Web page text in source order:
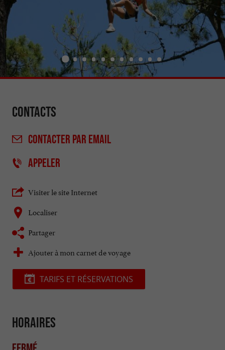
Contacts
CONTACTER PAR EMAIL
APPELER
Visiter le site Internet
Localiser
Partager
Ajouter à mon carnet de voyage
TARIFS ET RÉSERVATIONS
Horaires